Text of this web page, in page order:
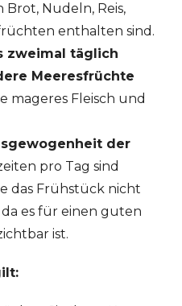
Brot, Nudeln, Reis,
enthalten sind.
zweimal täglich
Meeresfrüchte
mageres Fleisch und
der
pro Tag sind
das Frühstück nicht
es für einen guten
ist.